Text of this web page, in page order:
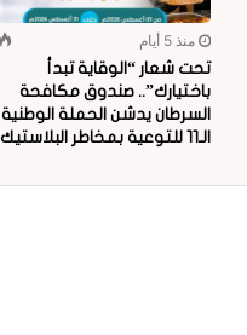
منذ 5 أيام
تحت شعار “الوقاية تبدأ
باختيارك”.. صندوق مكافحة
السرطان يدشن الحملة الوطنية
الـ11 للتوعية بمخاطر البلاستيك